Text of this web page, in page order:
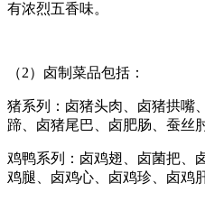
有浓烈五香味。
（2）卤制菜品包括：
猪系列：卤猪头肉、卤猪拱嘴
蹄、卤猪尾巴、卤肥肠、蚕丝
鸡鸭系列：卤鸡翅、卤菌把、
鸡腿、卤鸡心、卤鸡珍、卤鸡